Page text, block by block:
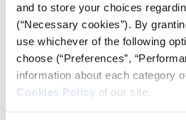
and to store your choices
(“Necessary cookies”). By
use whichever of the following
choose (“Preferences”,
information about each category
Cookies Policy of our site.
Το 46,5% δεν εμπιστεύεται τις
περιοδικά, με το 27% και το
και καθόλου εμπιστοσύνη
εμπιστεύεται «αρκετά» τα
31,5%, ενώ το 11% λέει πως τα
«πολύ» ή «απόλυτα». Άλλο
δείγματος (11%) αποκρίνεται